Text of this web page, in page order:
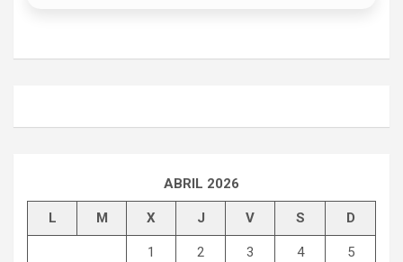
ABRIL 2026
L M X J V S D
1 2 3 4 5